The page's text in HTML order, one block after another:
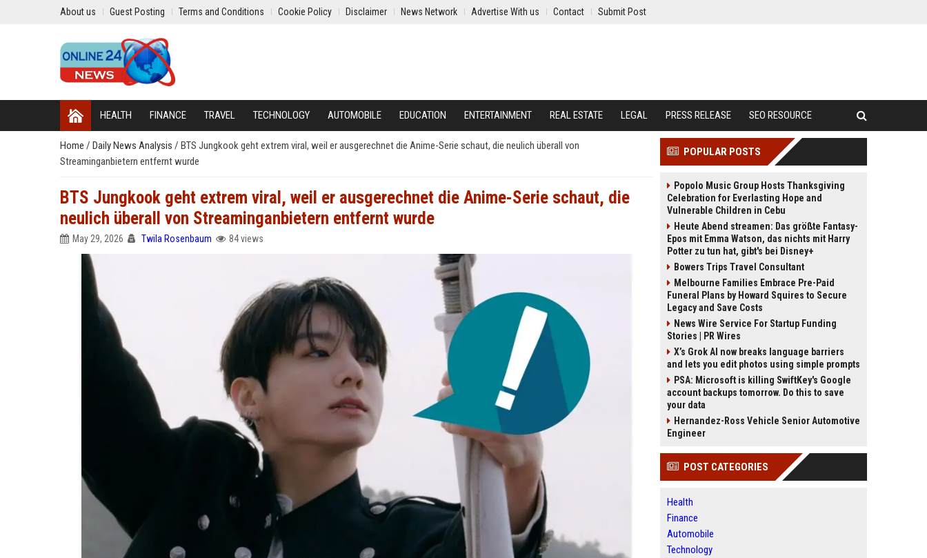
About us Guest Posting Terms and Conditions Cookie Policy Disclaimer News Network Advertise With us Contact Submit Post
HEALTH FINANCE TRAVEL TECHNOLOGY AUTOMOBILE EDUCATION ENTERTAINMENT REAL ESTATE LEGAL PRESS RELEASE SEO RESOURCE
Home / Daily News Analysis / BTS Jungkook geht extrem viral, weil er ausgerechnet die Anime-Serie schaut, die neulich überall von
Streaminganbietern entfernt wurde
BTS Jungkook geht extrem viral, weil er ausgerechnet die Anime-Serie schaut, die
neulich überall von Streaminganbietern entfernt wurde
May 29, 2026 Twila Rosenbaum 84 views
POPULAR POSTS
Popolo Music Group Hosts Thanksgiving
Celebration for Everlasting Hope and
Vulnerable Children in Cebu
Heute Abend streamen: Das größte Fantasy-
Epos mit Emma Watson, das nichts mit Harry
Potter zu tun hat, gibt's bei Disney+
Bowers Trips Travel Consultant
Melbourne Families Embrace Pre-Paid
Funeral Plans by Howard Squires to Secure
Legacy and Save Costs
News Wire Service For Startup Funding
Stories | PR Wires
X’s Grok AI now breaks language barriers
and lets you edit photos using simple prompts
PSA: Microsoft is killing SwiftKey's Google
account backups tomorrow. Do this to save
your data
Hernandez-Ross Vehicle Senior Automotive
Engineer
POST CATEGORIES
Health
Finance
Automobile
Technology